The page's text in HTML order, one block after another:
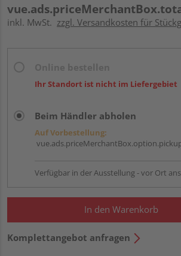
inkl. MwSt. zzgl. Versandkosten für
Ihr Standort ist nicht im Liefergebiet
Beim Händler abholen
Auf Vorbestellung:
Verfügbar in der Ausstellung - vor Ort
In den Warenkorb
Komplettangebot anfragen